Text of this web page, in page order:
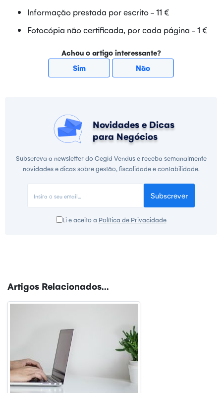
Informação prestada por escrito - 11 €
Fotocópia não certificada, por cada página - 1 €
Achou o artigo interessante?
Sim
Não
Novidades e Dicas
para Negócios
Subscreva a newsletter do Cegid Vendus e receba semanalmente
novidades e dicas sobre gestão, fiscalidade e contabilidade.
Subscrever
Li e aceito a Política de Privacidade
Artigos Relacionados...